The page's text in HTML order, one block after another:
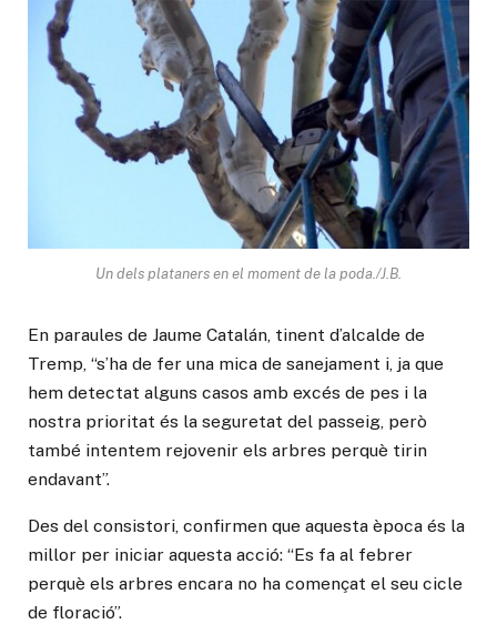
Un dels plataners en el moment de la poda./J.B.
En paraules de Jaume Catalán, tinent d’alcalde de
Tremp, “s’ha de fer una mica de sanejament i, ja que
hem detectat alguns casos amb excés de pes i la
nostra prioritat és la seguretat del passeig, però
també intentem rejovenir els arbres perquè tirin
endavant”.
Des del consistori, confirmen que aquesta època és la
millor per iniciar aquesta acció: “Es fa al febrer
perquè els arbres encara no ha començat el seu cicle
de floració”.